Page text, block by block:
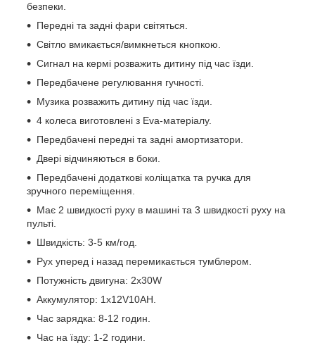
безпеки.
Передні та задні фари світяться.
Світло вмикається/вимкнеться кнопкою.
Сигнал на кермі розважить дитину під час їзди.
Передбачене регулювання гучності.
Музика розважить дитину під час їзди.
4 колеса виготовлені з Eva-матеріалу.
Передбачені передні та задні амортизатори.
Двері відчиняються в боки.
Передбачені додаткові коліщатка та ручка для
зручного переміщення.
Має 2 швидкості руху в машині та 3 швидкості руху на
пульті.
Швидкість: 3-5 км/год.
Рух уперед і назад перемикається тумблером.
Потужність двигуна: 2х30W
Аккумулятор: 1х12V10AH.
Час зарядка: 8-12 годин.
Час на їзду: 1-2 години.